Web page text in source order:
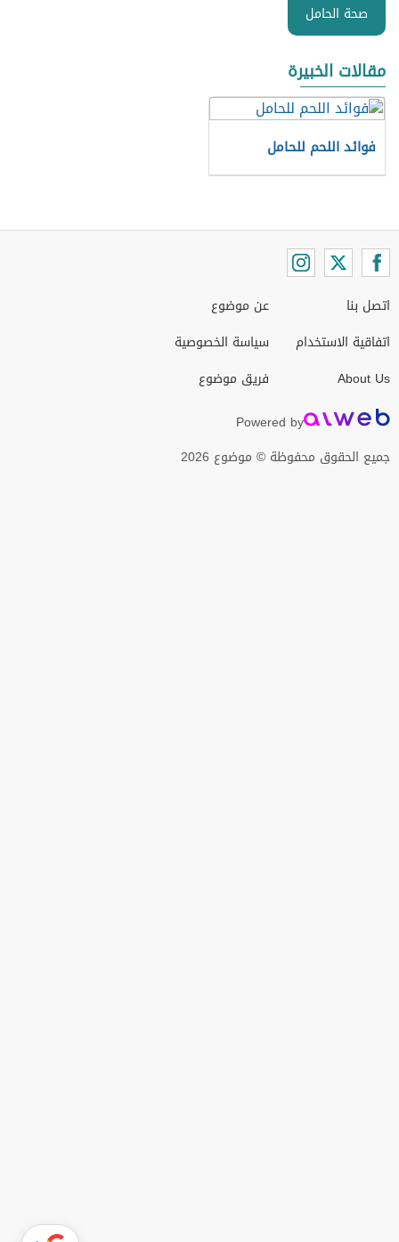
صحة الحامل
مقالات الخبيرة
فوائد اللحم للحامل
اتصل بنا
اتفاقية الاستخدام
About Us
عن موضوع
سياسة الخصوصية
فريق موضوع
Powered by
جميع الحقوق محفوظة © موضوع 2026